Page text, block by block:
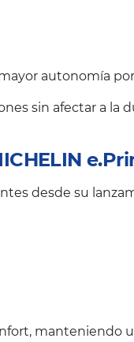
autonomía
sin afectar a la
desde su
manteniendo